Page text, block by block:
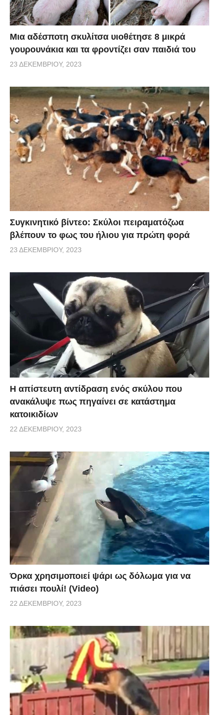
Μια αδέσποτη σκυλίτσα υιοθέτησε 8 μικρά
γουρουνάκια και τα φροντίζει σαν παιδιά του
23 ΔΕΚΕΜΒΡΊΟΥ, 2023
Συγκινητικό βίντεο: Σκύλοι πειραματόζωα
βλέπουν το φως του ήλιου για πρώτη φορά
23 ΔΕΚΕΜΒΡΊΟΥ, 2023
Η απίστευτη αντίδραση ενός σκύλου που
ανακάλυψε πως πηγαίνει σε κατάστημα
κατοικιδίων
22 ΔΕΚΕΜΒΡΊΟΥ, 2023
Όρκα χρησιμοποιεί ψάρι ως δόλωμα για να
πιάσει πουλί! (Video)
22 ΔΕΚΕΜΒΡΊΟΥ, 2023